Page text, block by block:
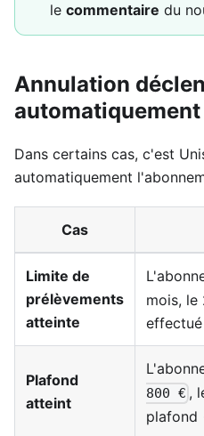
le commentaire du
Annulation
Dans certains cas, c'est
automatiquement
Cas
Limite de
prélèvements
atteinte
mois, le
Plafond
atteint
800 € ,
plafond